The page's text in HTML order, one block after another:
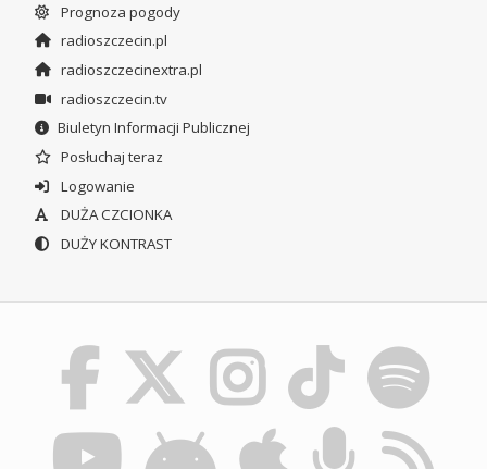
Prognoza pogody
radioszczecin.pl
radioszczecinextra.pl
radioszczecin.tv
Biuletyn Informacji Publicznej
Posłuchaj teraz
Logowanie
DUŻA CZCIONKA
DUŻY KONTRAST